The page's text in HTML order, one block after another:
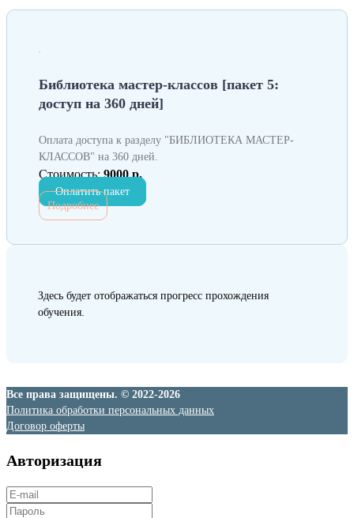
Библиотека мастер-классов [пакет 5:
доступ на 360 дней]
Оплата доступа к разделу "БИБЛИОТЕКА МАСТЕР-
КЛАССОВ" на 360 дней.
Стоимость: 9000 р.
Оплатить пакет
Подробнее
Здесь будет отображаться прогресс прохождения
обучения.
Все права защищены. © 2022-2026
Политика обработки персональных данных
Договор оферты
Авторизация